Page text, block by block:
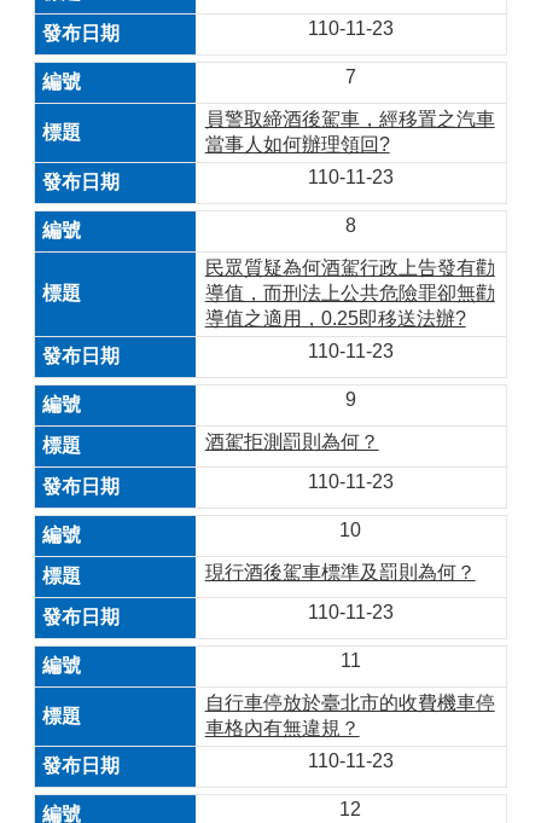
110-11-23
7
員警取締酒後駕車，經移置之汽車
當事人如何辦理領回?
110-11-23
8
民眾質疑為何酒駕行政上告發有勸
導值，而刑法上公共危險罪卻無勸
導值之適用，0.25即移送法辦?
110-11-23
9
酒駕拒測罰則為何？
110-11-23
10
現行酒後駕車標準及罰則為何？
110-11-23
11
自行車停放於臺北市的收費機車停
車格內有無違規？
110-11-23
12